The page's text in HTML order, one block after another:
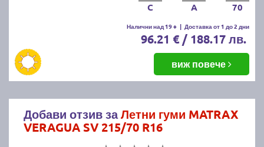
C A 70
Налични над 19 + | Доставка от 1 до 2 дни
96.21 € / 188.17 лв.
виж повече
Добави отзив заЛетни гуми MATRAX
VERAGUA SV 215/70 R16